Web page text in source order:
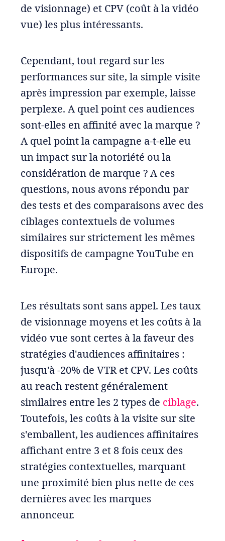
de visionnage) et CPV (coût à la vidéo
vue) les plus intéressants.
Cependant, tout regard sur les
performances sur site, la simple visite
après impression par exemple, laisse
perplexe. A quel point ces audiences
sont-elles en affinité avec la marque ?
A quel point la campagne a-t-elle eu
un impact sur la notoriété ou la
considération de marque ? A ces
questions, nous avons répondu par
des tests et des comparaisons avec des
ciblages contextuels de volumes
similaires sur strictement les mêmes
dispositifs de campagne YouTube en
Europe.
Les résultats sont sans appel. Les taux
de visionnage moyens et les coûts à la
vidéo vue sont certes à la faveur des
stratégies d'audiences affinitaires :
jusqu'à -20% de VTR et CPV. Les coûts
au reach restent généralement
similaires entre les 2 types de ciblage.
Toutefois, les coûts à la visite sur site
s'emballent, les audiences affinitaires
affichant entre 3 et 8 fois ceux des
stratégies contextuelles, marquant
une proximité bien plus nette de ces
dernières avec les marques
annonceur.